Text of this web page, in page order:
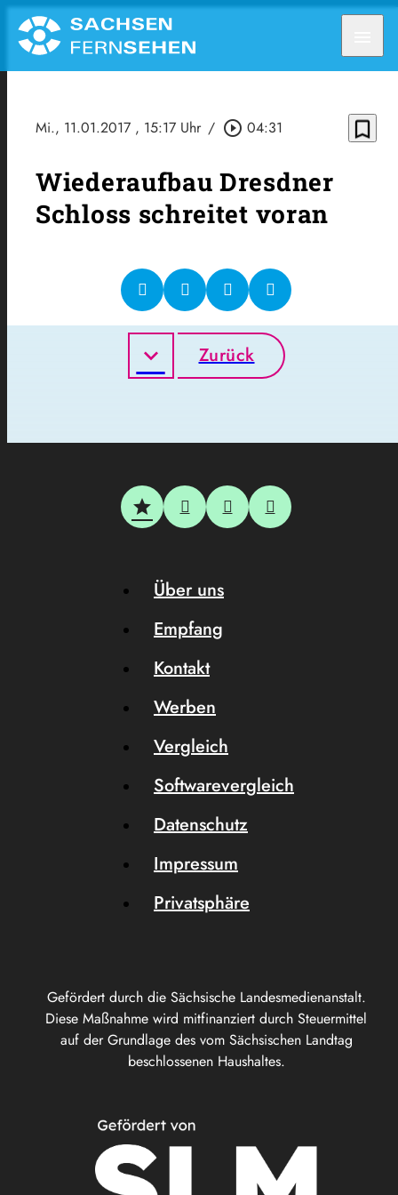
Mi., 11.01.2017 , 15:17 Uhr / play_circle_outline 04:31 bookmark_border
Wiederaufbau Dresdner
Schloss schreitet voran
Zurück
Gefördert durch die Sächsische Landesmedienanstalt.
Diese Maßnahme wird mitfinanziert durch Steuermittel
auf der Grundlage des vom Sächsischen Landtag
beschlossenen Haushaltes.
Über uns
Empfang
Kontakt
Werben
Vergleich
Softwarevergleich
Datenschutz
Impressum
Privatsphäre